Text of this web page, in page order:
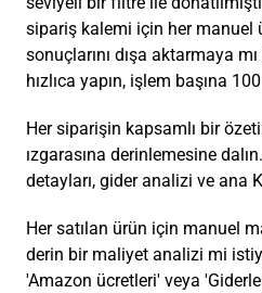
sipariş kalemi için her manuel
sonuçlarını dışa aktarmaya
hızlıca yapın, işlem başına
Her siparişin kapsamlı bir
ızgarasına derinlemesine
detayları, gider analizi ve ana
Her satılan ürün için manuel
derin bir maliyet analizi mi
'Amazon ücretleri' veya